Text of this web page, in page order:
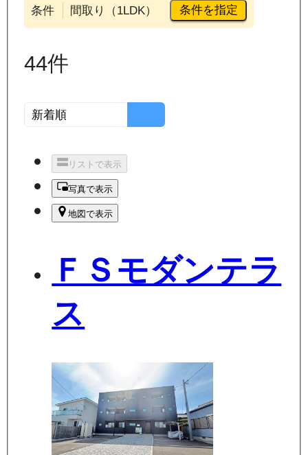
条件 間取り（1LDK） 条件を指定
44件
リストで表示
写真で表示
地図で表示
ＦＳモダンテラ
ス